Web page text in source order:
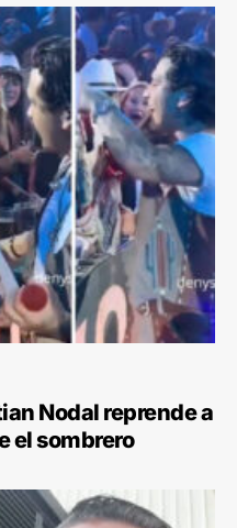
Nodal reprende a
el sombrero